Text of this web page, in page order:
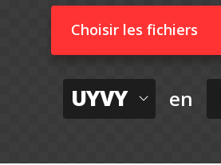
Choisir les fichiers
UYVY en